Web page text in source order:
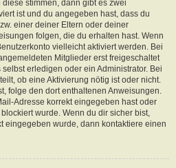
stimmen, dann gibt es zwei
ist und du angegeben hast, dass du
einer deiner Eltern oder deiner
folgen, die du erhalten hast. Wenn
vielleicht aktiviert werden. Bei
Mitglieder erst freigeschaltet
erledigen oder ein Administrator. Bei
ob eine Aktivierung nötig ist oder nicht.
folge den dort enthaltenen Anweisungen.
Adresse korrekt eingegeben hast oder
wurde. Wenn du dir sicher bist,
eingegeben wurde, dann kontaktiere einen